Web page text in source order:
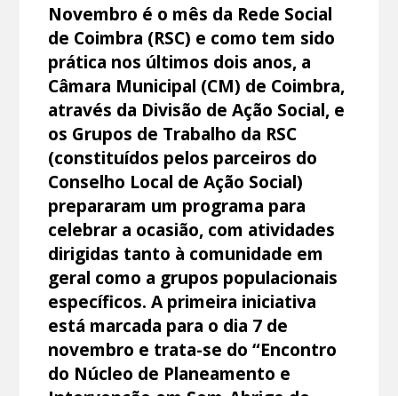
Novembro é o mês da Rede Social
de Coimbra (RSC) e como tem sido
prática nos últimos dois anos, a
Câmara Municipal (CM) de Coimbra,
através da Divisão de Ação Social, e
os Grupos de Trabalho da RSC
(constituídos pelos parceiros do
Conselho Local de Ação Social)
prepararam um programa para
celebrar a ocasião, com atividades
dirigidas tanto à comunidade em
geral como a grupos populacionais
específicos. A primeira iniciativa
está marcada para o dia 7 de
novembro e trata-se do “Encontro
do Núcleo de Planeamento e